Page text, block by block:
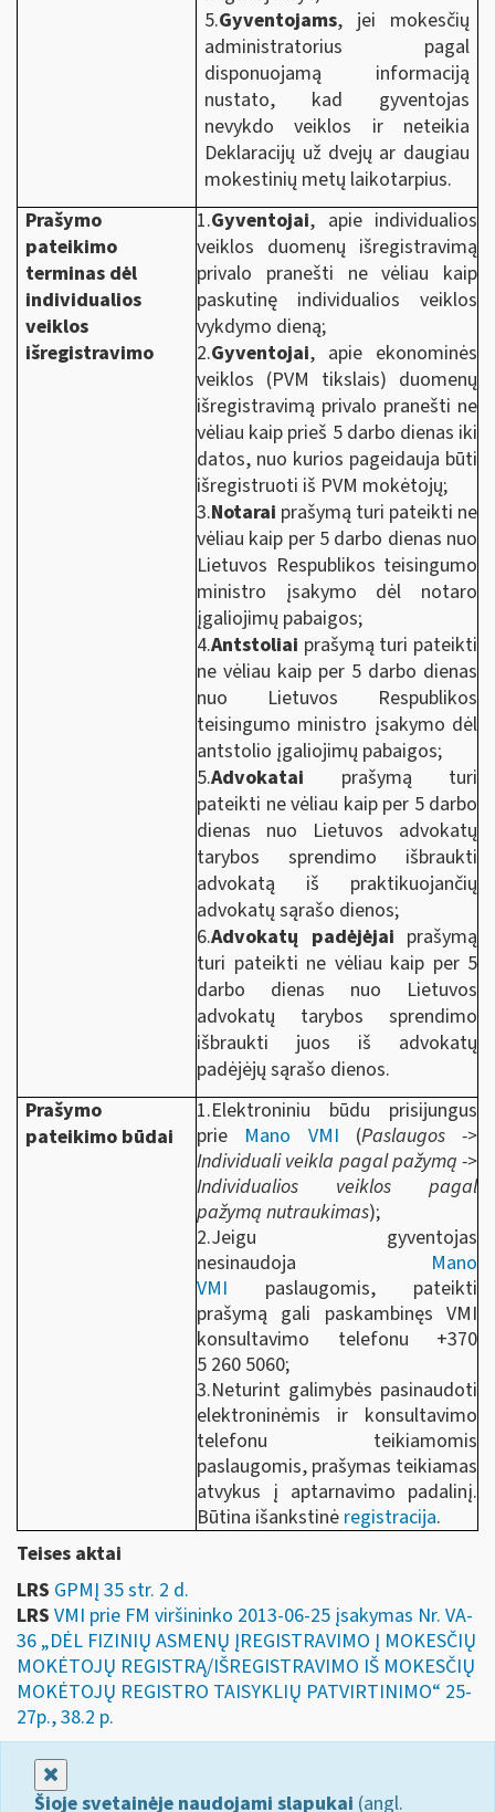
5.Gyventojams, jei mokesčių
administratorius pagal
disponuojamą informaciją
nustato, kad gyventojas
nevykdo veiklos ir neteikia
Deklaracijų už dvejų ar daugiau
mokestinių metų laikotarpius.
Prašymo
pateikimo
terminas dėl
individualios
veiklos
išregistravimo
1.Gyventojai, apie individualios
veiklos duomenų išregistravimą
privalo pranešti ne vėliau kaip
paskutinę individualios veiklos
vykdymo dieną;
2.Gyventojai, apie ekonominės
veiklos (PVM tikslais) duomenų
išregistravimą privalo pranešti ne
vėliau kaip prieš 5 darbo dienas iki
datos, nuo kurios pageidauja būti
išregistruoti iš PVM mokėtojų;
3.Notarai prašymą turi pateikti ne
vėliau kaip per 5 darbo dienas nuo
Lietuvos Respublikos teisingumo
ministro įsakymo dėl notaro
įgaliojimų pabaigos;
4.Antstoliai prašymą turi pateikti
ne vėliau kaip per 5 darbo dienas
nuo Lietuvos Respublikos
teisingumo ministro įsakymo dėl
antstolio įgaliojimų pabaigos;
5.Advokatai prašymą turi
pateikti ne vėliau kaip per 5 darbo
dienas nuo Lietuvos advokatų
tarybos sprendimo išbraukti
advokatą iš praktikuojančių
advokatų sąrašo dienos;
6.Advokatų padėjėjai prašymą
turi pateikti ne vėliau kaip per 5
darbo dienas nuo Lietuvos
advokatų tarybos sprendimo
išbraukti juos iš advokatų
padėjėjų sąrašo dienos.
Prašymo
pateikimo būdai
1.Elektroniniu būdu prisijungus
prie Mano VMI (Paslaugos ->
Individuali veikla pagal pažymą ->
Individualios veiklos pagal
pažymą nutraukimas);
2.Jeigu gyventojas
nesinaudoja Mano
VMI paslaugomis, pateikti
prašymą gali paskambinęs VMI
konsultavimo telefonu +370
5 260 5060;
3.Neturint galimybės pasinaudoti
elektroninėmis ir konsultavimo
telefonu teikiamomis
paslaugomis, prašymas teikiamas
atvykus į aptarnavimo padalinį.
Būtina išankstinė registracija.
Teises aktai
LRS GPMĮ 35 str. 2 d.
LRS VMI prie FM viršininko 2013-06-25 įsakymas Nr. VA-
36 „DĖL FIZINIŲ ASMENŲ ĮREGISTRAVIMO Į MOKESČIŲ
MOKĖTOJŲ REGISTRĄ/IŠREGISTRAVIMO IŠ MOKESČIŲ
MOKĖTOJŲ REGISTRO TAISYKLIŲ PATVIRTINIMO“ 25-
27p., 38.2 p.
Šioje svetainėje naudojami slapukai (angl.